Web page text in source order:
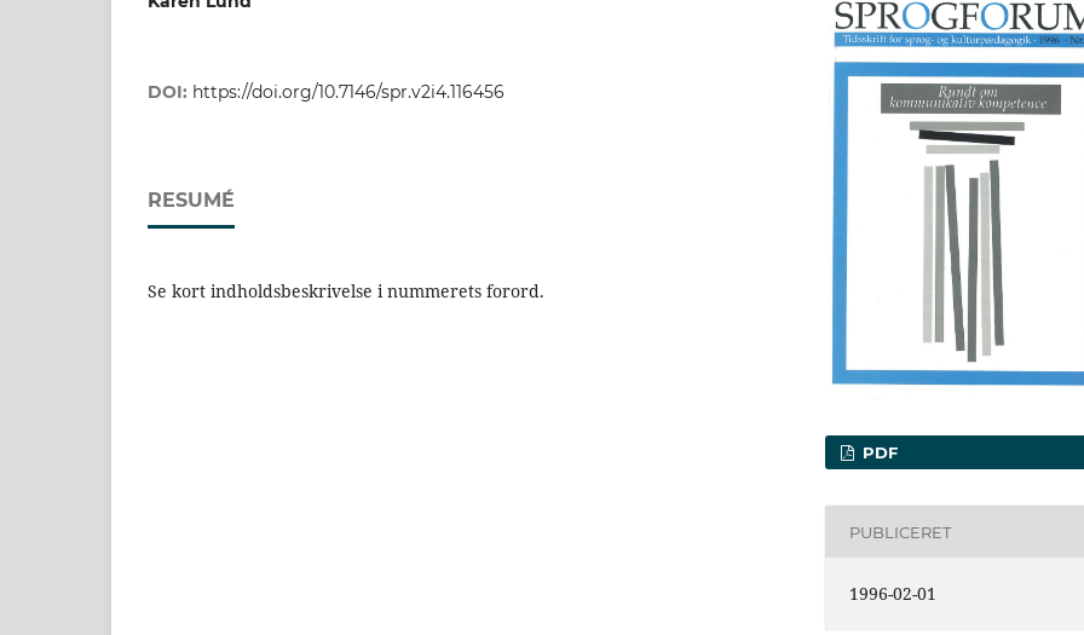
DOI: https://doi.org/10.7146/spr.v2i4.116456
RESUMÉ
Se kort indholdsbeskrivelse i nummerets forord.
PDF
PUBLICERET
1996-02-01